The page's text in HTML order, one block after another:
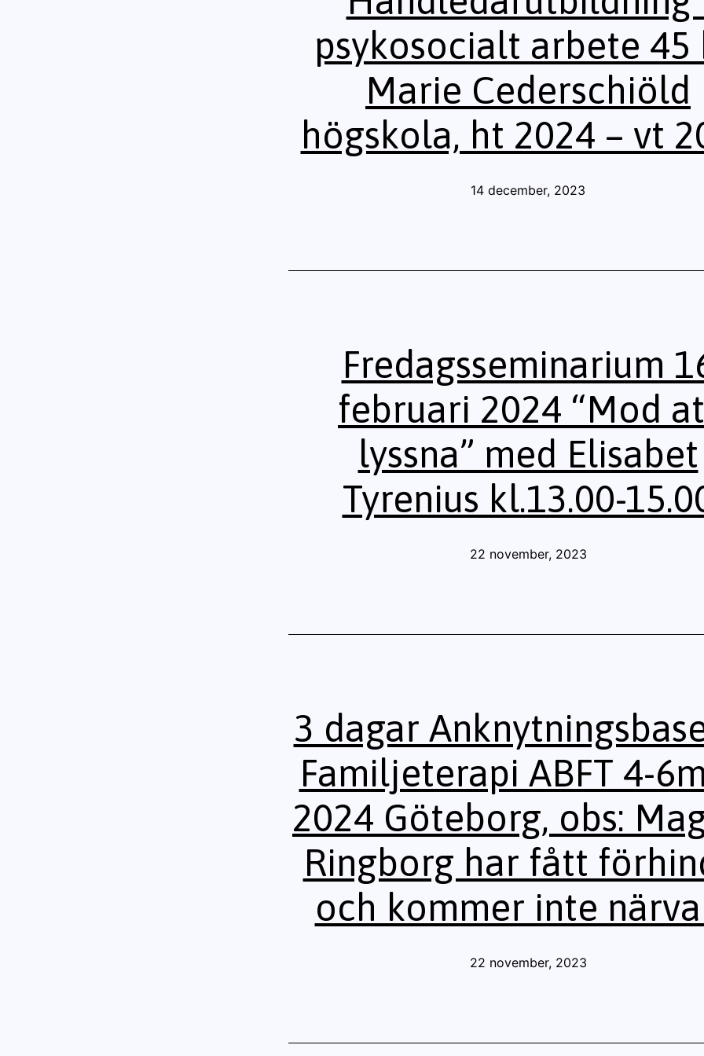
psykosocialt arbete 45
Marie Cederschiöld
högskola, ht 2024 – vt
Publicerat
14 december, 2023
Fredagsseminarium
februari 2024 “Mod
lyssna” med Elisabet
Tyrenius kl.13.00-
Publicerat
22 november, 2023
3 dagar
Familjeterapi ABFT 4-
2024 Göteborg, obs:
Ringborg har fått
och kommer inte
Publicerat
22 november, 2023